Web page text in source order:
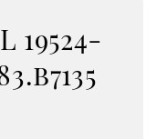
19524-